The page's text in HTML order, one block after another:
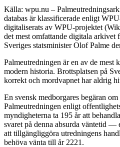
Källa: wpu.nu –
databas är klassificerade enligt
digitaliserats av WPU-projektet
det mest omfattande digitala arkivet
Sveriges statsminister Olof Palme
Palmeutredningen är en av de mest
modern historia. Brottsplatsen på
korrekt och mordvapnet har aldrig
En svensk medborgares begäran
Palmeutredningen enligt
myndigheterna ta 195 år att
svaret på denna absurda väntetid —
att tillgängliggöra utredningens
behöva vänta till år 2221.